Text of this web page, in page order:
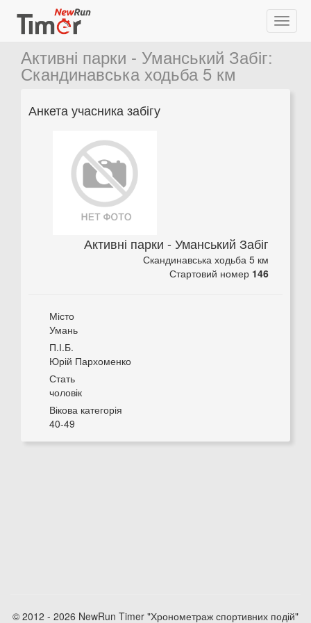
Активні парки - Уманський Забіг:
Скандинавська ходьба 5 км
Анкета учасника забігу
Активні парки - Уманський Забіг
Скандинавська ходьба 5 км
Стартовий номер 146
Місто
Умань
П.І.Б.
Юрій Пархоменко
Стать
чоловік
Вікова категорія
40-49
© 2012 - 2026 NewRun Timer "Хронометраж спортивних подій"